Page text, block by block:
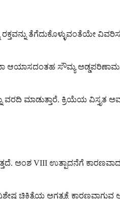
ತೆಗೆದುಕೊಳ್ಳುವಂತೆಯೇ
ಆಯಾಸದಂತಹ ಸೌಮ್ಯ
ವರದಿ ಮಾಡುತ್ತಾರೆ. ಕ್ರಿಯೆಯ
ಅಂಶ VIII ಉತ್ಪಾದನೆಗೆ
ಚಿಕಿತ್ಸೆಯ ಅಗತ್ಯಕ್ಕೆ ಕಾರಣವಾಗುವ